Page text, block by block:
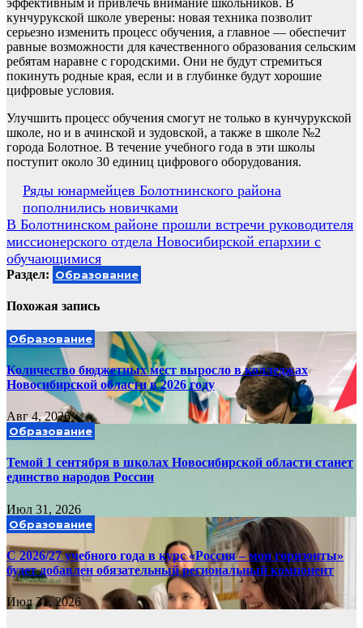
эффективным и привлечь внимание школьников. В
кунчурукской школе уверены: новая техника позволит
серьезно изменить процесс обучения, а главное — обеспечит
равные возможности для качественного образования сельским
ребятам наравне с городскими. Они не будут стремиться
покинуть родные края, если и в глубинке будут хорошие
цифровые условия.
Улучшить процесс обучения смогут не только в кунчурукской
школе, но и в ачинской и зудовской, а также в школе №2
города Болотное. В течение учебного года в эти школы
поступит около 30 единиц цифрового оборудования.
Навигация
по
записям
Ряды юнармейцев Болотнинского района
пополнились новичками
В Болотнинском районе прошли встречи руководителя
миссионерского отдела Новосибирской епархии с
обучающимися
Раздел: Образование
Похожая запись
Образование
Количество бюджетных мест выросло в колледжах
Новосибирской области в 2026 году
Авг 4, 2026
Образование
Темой 1 сентября в школах Новосибирской области станет
единство народов России
Июл 31, 2026
Образование
С 2026/27 учебного года в курс «Россия – мои горизонты»
будет добавлен обязательный региональный компонент
Июл 31, 2026